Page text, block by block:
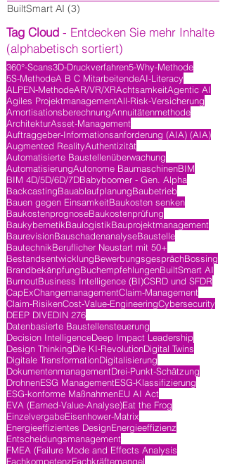
BuiltSmart AI (3)
Tag Cloud - Entdecken Sie mehr Inhalte
(alphabetisch sortiert)
360°-Scans3D-Druckverfahren5-Why-Methode
5S-MethodeA B C MitarbeitendeAI-Literacy
ALPEN-MethodeAR/VR/XRAchtsamkeitAgentic AI
Agiles ProjektmanagementAll-Risk-Versicherung
AmortisationsberechnungAnnuitätenmethode
ArchitekturAsset-Management
Auftraggeber-Informationsanforderung (AIA) (AIA)
Augmented RealityAuthentizität
Automatisierte Baustellenüberwachung
AutomatisierungAutonome BaumaschinenBIM
BIM 4D/5D/6D/7DBabyboomer - Gen. Alpha
BackcastingBauablaufplanungBaubetrieb
Bauen gegen EinsamkeitBaukosten senken
BaukostenprognoseBaukostenprüfung
BaukybernetikBaulogistikBauprojektmanagement
BaurevisionBauschadenanalyseBaustelle
BautechnikBeruflicher Neustart mit 50+
BestandsentwicklungBewerbungsgesprächBossing
BrandbekänpfungBuchempfehlungenBuiltSmart AI
BurnoutBusiness Intelligence (BI)CSRD und SFDR
CapExChangemanagementClaim-Management
Claim-RisikenCost-Value-EngineeringCybersecurity
DEEP DIVEDIN 276
Datenbasierte Baustellensteuerung
Decision IntelligenceDeep Impact Leadership
Design ThinkingDie KI-RevolutionDigital Twins
Digitale TransformationDigitalisierung
DokumentenmanagementDrei-Punkt-Schätzung
DrohnenESG ManagementESG-Klassifizierung
ESG-konforme MaßnahmenEU AI Act
EVA (Earned-Value-Analyse)Eat the Frog
EinzelvergabeEisenhower-Matrix
Energieeffizientes DesignEnergieeffizienz
Entscheidungsmanagement
FMEA (Failure Mode and Effects Analysis
FachkompetenzFachkräftemangel